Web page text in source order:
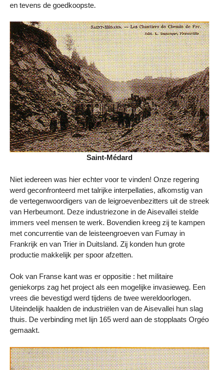
en tevens de goedkoopste.
Saint-Médard
Niet iedereen was hier echter voor te vinden! Onze regering
werd geconfronteerd met talrijke interpellaties, afkomstig van
de vertegenwoordigers van de leigroevenbezitters uit de streek
van Herbeumont. Deze industriezone in de Aisevallei stelde
immers veel mensen te werk. Bovendien kreeg zij te kampen
met concurrentie van de leisteengroeven van Fumay in
Frankrijk en van Trier in Duitsland. Zij konden hun grote
productie makkelijk per spoor afzetten.
Ook van Franse kant was er oppositie : het militaire
geniekorps zag het project als een mogelijke invasieweg. Een
vrees die bevestigd werd tijdens de twee wereldoorlogen.
Uiteindelijk haalden de industriëlen van de Aisevallei hun slag
thuis. De verbinding met lijn 165 werd aan de stopplaats Orgéo
gemaakt.